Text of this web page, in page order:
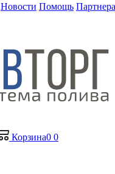
Новости Помощь
Корзина0 0